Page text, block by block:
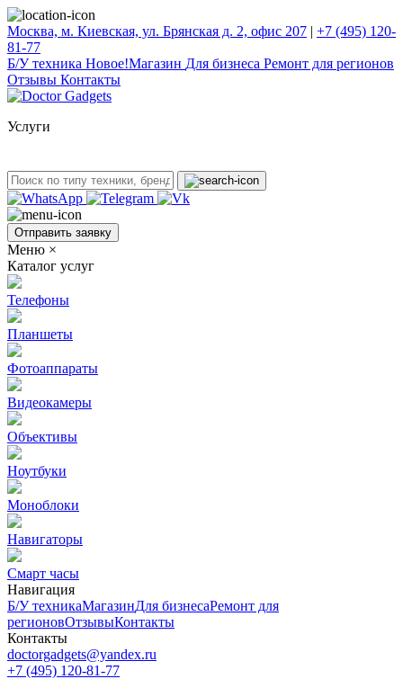
Москва, м. Киевская, ул. Брянская д. 2, офис 207 | +7 (495) 120-
81-77
Б/У техникa Новое!Магазин Для бизнеса Ремонт для регионов
Отзывы Контакты
Услуги
Отправить заявку
Меню ×
Каталог услуг
Телефоны
Планшеты
Фотоаппараты
Видеокамеры
Объективы
Ноутбуки
Моноблоки
Навигаторы
Смарт часы
Навигация
Б/У техникaМагазинДля бизнесаРемонт для
регионовОтзывыКонтакты
Контакты
doctorgadgets@yandex.ru
+7 (495) 120-81-77